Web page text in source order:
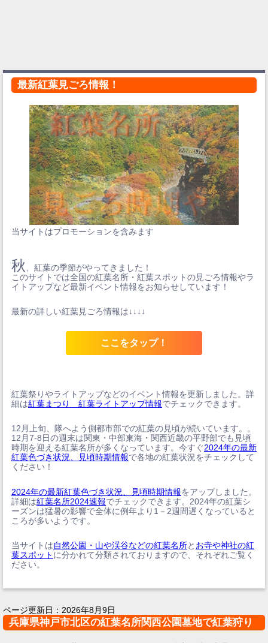
最新紅葉見ごろ情報！
当サイトはプロモーションを含みます
秋
、紅葉の季節がやってきました！
このサイトでは全国の紅葉名所・紅葉スポットの見ごろ情報やラ
イトアップなど最新イベント情報をお知らせしています！
最新の詳しい紅葉見ごろ情報は↓↓↓↓
ここをタップ！
紅葉祭りやライトアップなどのイベント情報を更新しました。詳
細は紅葉まつり 紅葉ライトアップ情報でチェックできます。
12月上旬、隊へよう側都市部での紅葉の見頃が続いています。。
12月7-8日の週末は関東・中部東海・関西近畿の平野部でも見頃
時期を迎える紅葉名所が多くなっています。今すぐ2024年の最新
紅葉色づき状況、見頃時期情報で各地の紅葉状況をチェックして
ください！
2024年の最新紅葉色づき状況、見頃時期情報をアップしました。
詳細は紅葉名所2024速報でチェックできます。2024年の紅葉シ
ーズンは猛暑の影響で全体に例年より1－2週間遅くなっていると
ころが多いようです。
当サイトは自然公園・山や渓谷などの紅葉名所と お寺や神社の紅
葉スポット に分かれて分類されておりますので、それぞれご覧く
ださい。
ページ更新日： 2026年8月9日
兵庫県神戸市北区の紅葉名所関西公園墓地で紅葉狩り